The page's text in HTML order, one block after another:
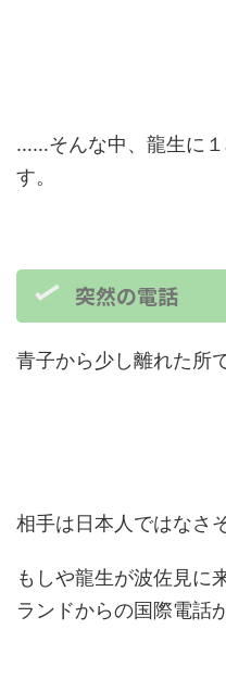
……そんな中、龍生に
す。
突然の電話
青子から少し離れた所
相手は日本人ではなさ
もしや龍生が波佐見に
ランドからの国際電話